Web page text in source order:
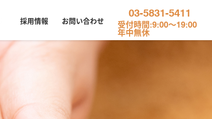
採用情報 お問い合わせ
03-5831-5411
受付時間:9:00～19:00
年中無休